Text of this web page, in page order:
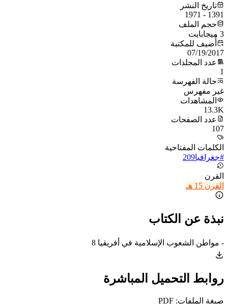
تاريخ النشر
1391 - 1971
حجم الملف
3 ميجابايت
أُضيف للمكتبة
07/19/2017
عدد المجلدات
1
حالة الفهرسة
غير مفهرس
المشاهدات
13.3K
عدد الصفحات
107
الكلمات المفتاحية
#جغرافيا209
القرن
القرن 15 هـ
نبذة عن الكتاب
- مواطن الشعوب الإسلامية في أفريقيا 8
روابط التحميل المباشرة
صيغة الملفات: PDF